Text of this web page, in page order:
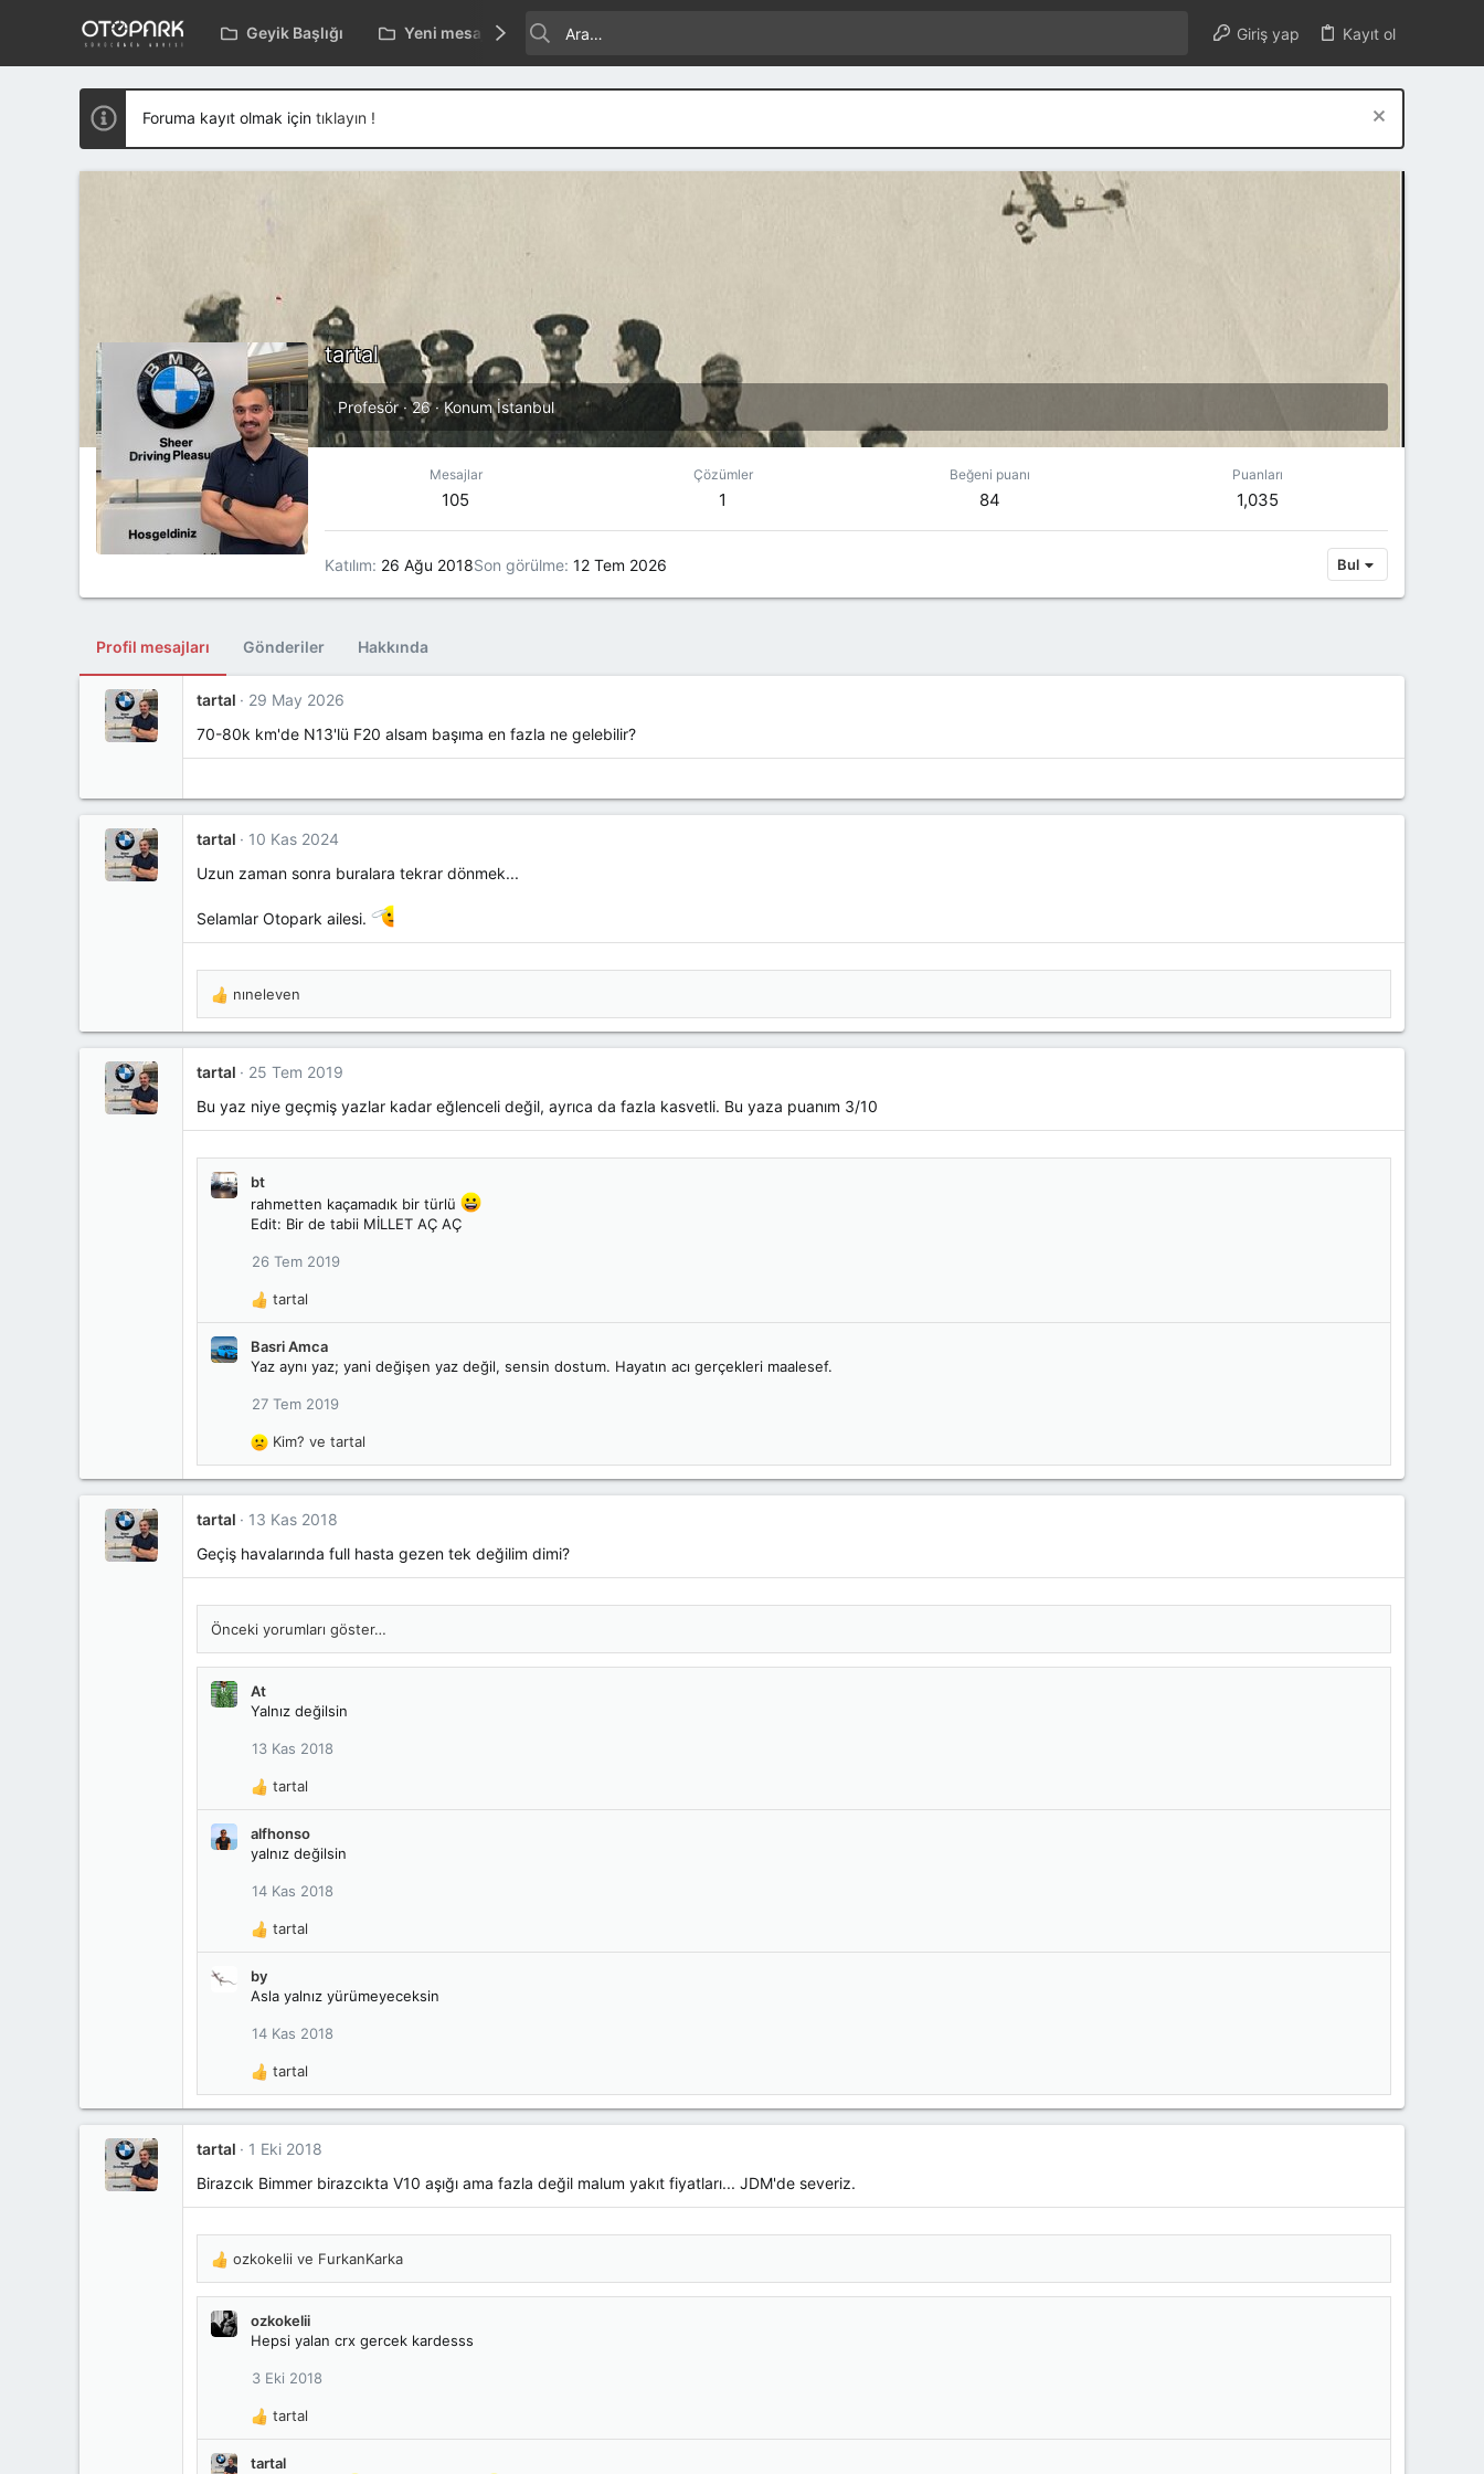
Geyik Başlığı Yeni mesajlar Giriş yap Kayıt ol
Foruma kayıt olmak için tıklayın !
tartal
Profesör ·26·Konumİstanbul
Mesajlar
105
Çözümler
1
Beğeni puanı
84
Puanları
1,035
Katılım 26 Ağu 2018Son görülme 12 Tem 2026 Bul
Profil mesajları Gönderiler Hakkında
tartal
29 May 2026
70-80k km'de N13'lü F20 alsam başıma en fazla ne gelebilir?
tartal
10 Kas 2024
Uzun zaman sonra buralara tekrar dönmek...
Selamlar Otopark ailesi.
T
e
i
l
:
nıneleven
tartal
25 Tem 2019
Bu yaz niye geçmiş yazlar kadar eğlenceli değil, ayrıca da fazla kasvetli. Bu yaza puanım 3/10
bt
rahmetten kaçamadık bir türlü
Edit: Bir de tabii MİLLET AÇ AÇ
26 Tem 2019
T
e
p
k
r
:
tartal
Basri Amca
Yaz aynı yaz; yani değişen yaz değil, sensin dostum. Hayatın acı gerçekleri maalesef.
27 Tem 2019
T
e
i
l
:
Kim? ve tartal
tartal
13 Kas 2018
Geçiş havalarında full hasta gezen tek değilim dimi?
Önceki yorumları göster…
At
Yalnız değilsin
13 Kas 2018
T
e
p
k
l
r
:
tartal
alfhonso
yalnız değilsin
14 Kas 2018
T
e
p
k
l
r
:
tartal
by
Asla yalnız yürümeyeceksin
14 Kas 2018
T
e
i
l
:
tartal
tartal
1 Eki 2018
Birazcık Bimmer birazcıkta V10 aşığı ama fazla değil malum yakıt fiyatları... JDM'de severiz.
T
e
k
ozkokelii ve FurkanKarka
ozkokelii
Hepsi yalan crx gercek kardesss
3 Eki 2018
T
e
p
tartal
tartal